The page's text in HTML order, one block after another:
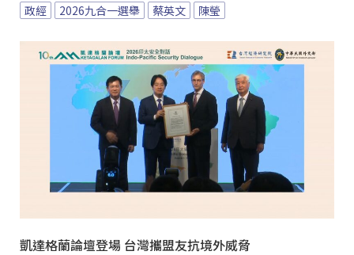
政經 2026九合一選舉 蔡英文 陳瑩
凱達格蘭論壇登場 台灣攜盟友抗境外威脅